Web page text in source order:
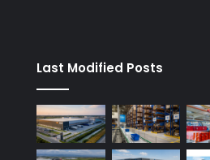
Last Modified Posts